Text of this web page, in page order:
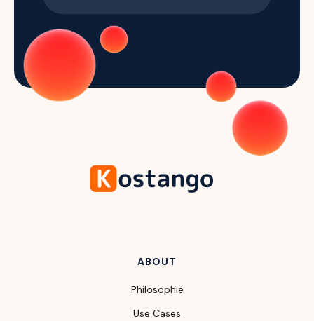
ABOUT
Philosophie
Use Cases